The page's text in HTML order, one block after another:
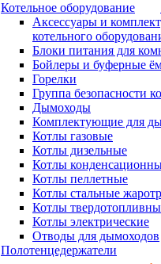
Котельное оборудование
Аксессуары и
котельного
Блоки питания для
Бойлеры и буферные
Горелки
Группа безопасности
Дымоходы
Комплектующие для
Котлы газовые
Котлы дизельные
Котлы
Котлы пеллетные
Котлы стальные
Котлы
Котлы электрические
Отводы для дымоходов
Полотенцедержатели